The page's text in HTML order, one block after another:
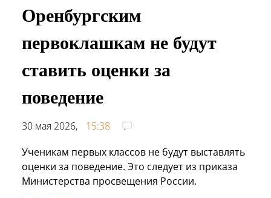
Оренбургским
первоклашкам не будут
ставить оценки за
поведение
30 мая 2026,
15:38
Ученикам первых классов не будут выставлять
оценки за поведение. Это следует из приказа
Министерства просвещения России.